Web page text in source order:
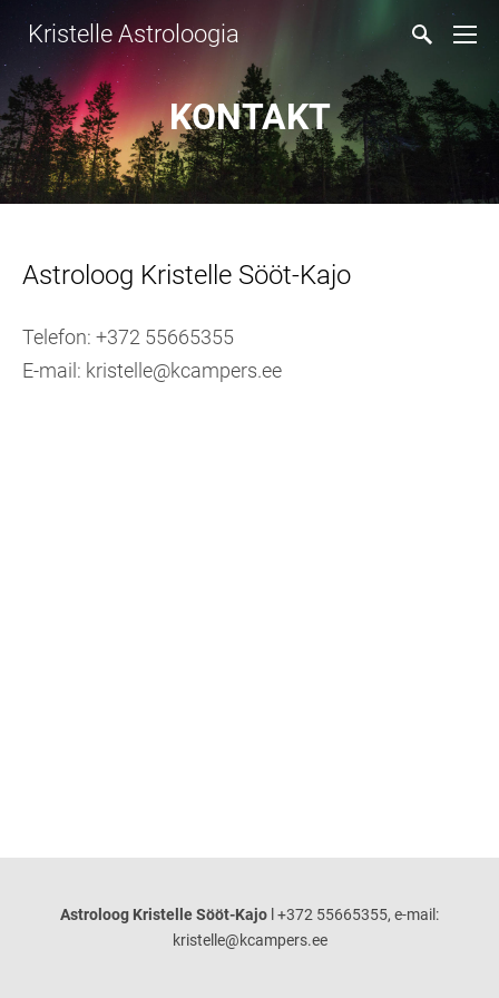
Kristelle Astroloogia
KONTAKT
Astroloog Kristelle Sööt-Kajo
Telefon: +372 55665355
E-mail: kristelle@kcampers.ee
Astroloog Kristelle Sööt-Kajo l +372 55665355, e-mail:
kristelle@kcampers.ee